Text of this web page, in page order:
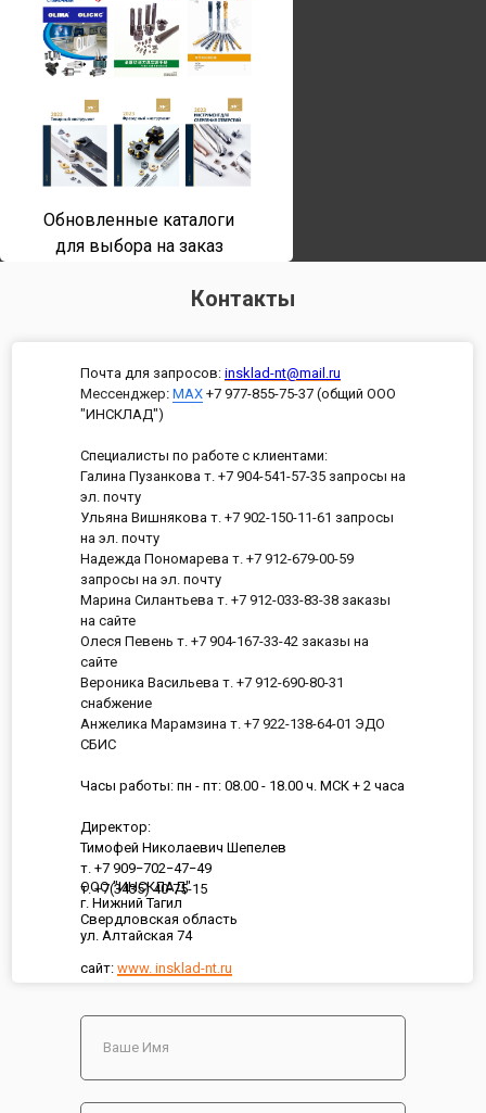
Обновленные каталоги
для выбора на заказ
Контакты
ООО "ИНСКЛАД"
г. Нижний Тагил
Свердловская область
ул. Алтайская 74
сайт: www. insklad-nt.ru
Почта для запросов: insklad-nt@mail.ru
Мессенджер: MAX +7 977-855-75-37 (общий ООО
"ИНСКЛАД")
Специалисты по работе с клиентами:
Галина Пузанкова т. +7 904-541-57-35 запросы на
эл. почту
Ульяна Вишнякова т. +7 902-150-11-61 запросы
на эл. почту
Надежда Пономарева т. +7 912-679-00-59
запросы на эл. почту
Марина Силантьева т. +7 912-033-83-38 заказы
на сайте
Олеся Певень т. +7 904-167-33-42 заказы на
сайте
Вероника Васильева т. +7 912-690-80-31
снабжение
Анжелика Марамзина т. +7 922-138-64-01 ЭДО
СБИС
Часы работы: пн - пт: 08.00 - 18.00 ч. МСК + 2 часа
Директор:
Тимофей Николаевич Шепелев
т. +7 909−702−47−49
т. +7(3435) 40-75-15